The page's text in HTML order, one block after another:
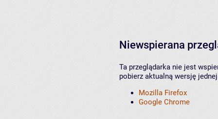
Niewspierana
Ta przeglądarka nie jest
pobierz aktualną wersję
Mozilla Firefox
Google Chrome